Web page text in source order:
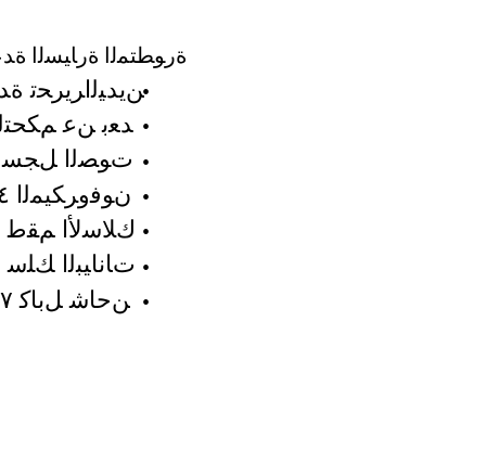
ﺓﺭﻮﻄﺘﻤﻟﺍ ﺓﺭﺎﻴﺴﻟﺍ
ﻦﻳﺪﻴﻟﺍﺮﻳﺮﺤﺗ•
ﺪﻌﺑ ﻦﻋ •
ﺕﻮﺼﻟﺍ •
ﻥﻮﻓﻭﺮﻜﻴﻤﻟﺍ ٤ •
ﻙﻼﺳﻷﺍ ﻢﻘﻃ ٥ •
ﺕﺎﻧﺎﻴﺒﻟﺍ ﻚﻠﺳ ٦ •
ﻦﺣﺎﺷ ﻞﺑﺎﻛ ٧ •